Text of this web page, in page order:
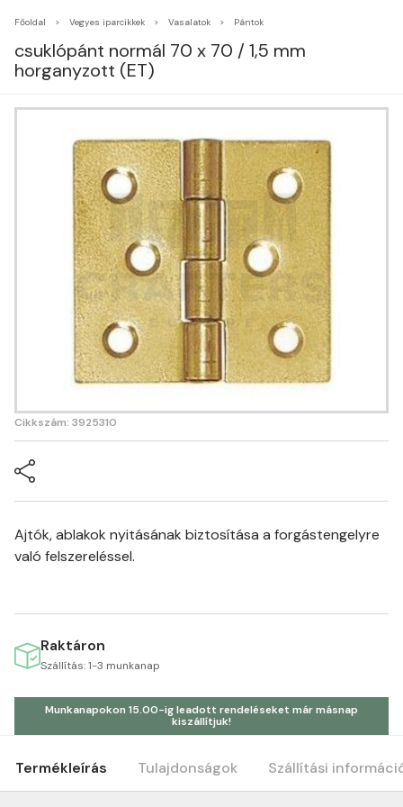
Főoldal Vegyes iparcikkek Vasalatok Pántok
csuklópánt normál 70 x 70 / 1,5 mm
horganyzott (ET)
Cikkszám: 3925310
Ajtók, ablakok nyitásának biztosítása a forgástengelyre
való felszereléssel.
Raktáron
Szállítás: 1-3 munkanap
Munkanapokon 15.00-ig leadott rendeléseket már másnap
kiszállítjuk!
Termékleírás Tulajdonságok Szállítási